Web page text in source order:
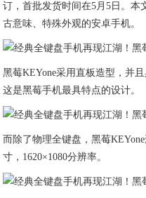
订，首批发货时间在5月5日。本
古意味、特殊外观的安卓手机。
黑莓KEYone采用直板造型，并
这是黑莓手机最具特点的设计。
而除了物理全键盘，黑莓
寸，1620×1080分辨率。